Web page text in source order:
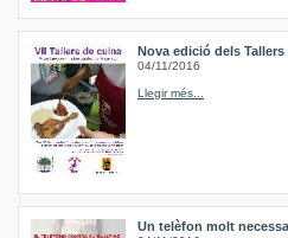
Nova edició dels
04/11/2016
Llegir més...
Un telèfon molt